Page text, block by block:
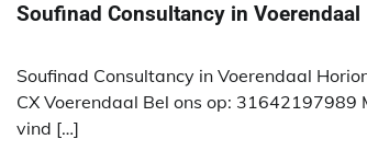
Soufinad Consultancy in Voerendaal
Soufinad Consultancy in Voerendaal
CX Voerendaal Bel ons op: 31642197989
vind […]